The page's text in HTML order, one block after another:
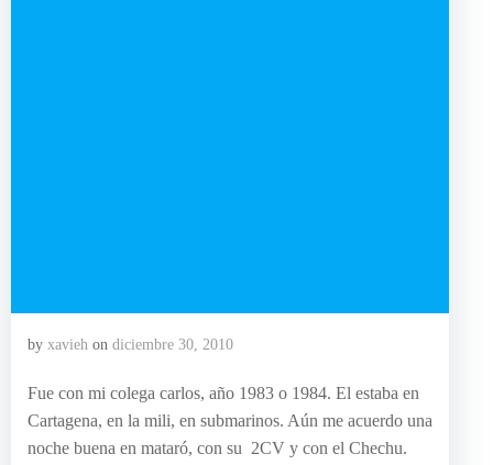
by xavieh on diciembre 30, 2010
Fue con mi colega carlos, año 1983 o 1984. El estaba en
Cartagena, en la mili, en submarinos. Aún me acuerdo una
noche buena en mataró, con su 2CV y con el Chechu.